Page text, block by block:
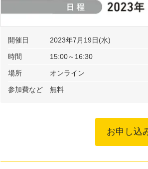
開催日 2023年7月19日(水)
時間 15:00～16:30
場所 オンライン
参加費など 無料
お申し込